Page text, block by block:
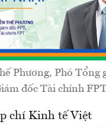
Phương, Phó Tổng
đốc Tài chính
chí Kinh tế Việt